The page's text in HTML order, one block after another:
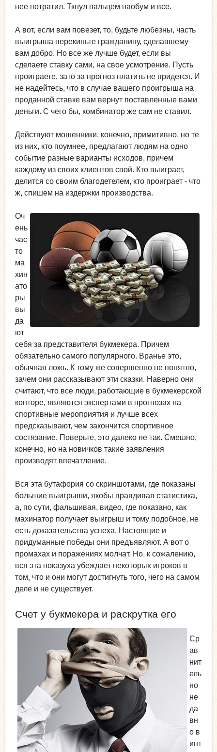
нее потратил. Ткнул пальцем наобум и все.
А вот, если вам повезет, то, будьте любезны, часть
выигрыша перекиньте гражданину, сделавшему
вам добро. Но все же лучше будет, если вы
сделаете ставку сами, на свое усмотрение. Пусть
проиграете, зато за прогноз платить не придется. И
не надейтесь, что в случае вашего проигрыша на
проданной ставке вам вернут поставленные вами
деньги. С чего бы, комбинатор же сам не ставил.
Действуют мошенники, конечно, примитивно, но те
из них, кто поумнее, предлагают людям на одно
событие разные варианты исходов, причем
каждому из своих клиентов свой. Кто выиграет,
делится со своим благодетелем, кто проиграет - что
ж, спишем на издержки производства.
Оч
ень
час
то
ма
хин
ато
ры
вы
да
ют
себя за представителя букмекера. Причем
обязательно самого популярного. Вранье это,
обычная ложь. К тому же совершенно не понятно,
зачем они рассказывают эти сказки. Наверно они
считают, что все люди, работающие в букмекерской
конторе, являются экспертами в прогнозах на
спортивные мероприятия и лучше всех
предсказывают, чем закончится спортивное
состязание. Поверьте, это далеко не так. Смешно,
конечно, но на новичков такие заявления
производят впечатление.
Вся эта бутафория со скриншотами, где показаны
большие выигрыши, якобы правдивая статистика,
а, по сути, фальшивая, видео, где показано, как
махинатор получает выигрыш и тому подобное, не
есть доказательства успеха. Настоящие и
придуманные победы они предъявляют. А вот о
промахах и поражениях молчат. Но, к сожалению,
вся эта показуха убеждает некоторых игроков в
том, что и они могут достигнуть того, чего на самом
деле и не существует.
Счет у букмекера и раскрутка его
Ср
ав
нит
ель
но
не
да
вн
о в
инт